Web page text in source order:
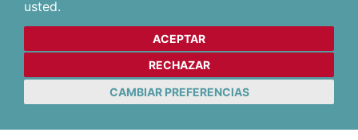
usted.
ACEPTAR
RECHAZAR
CAMBIAR PREFERENCIAS